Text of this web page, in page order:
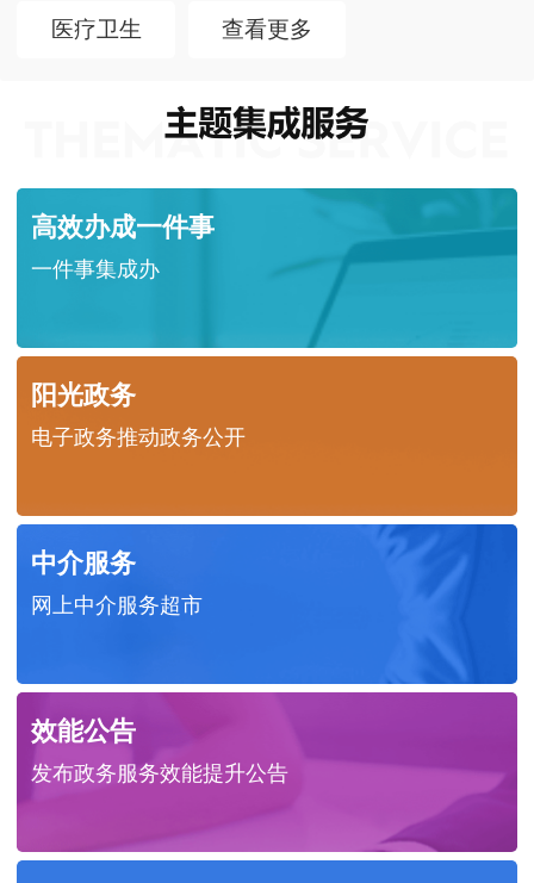
医疗卫生 查看更多
高效办成一件事
一件事集成办
阳光政务
电子政务推动政务公开
中介服务
网上中介服务超市
效能公告
发布政务服务效能提升公告